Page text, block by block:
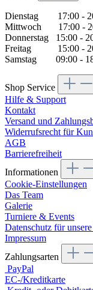
Dienstag 17:00 -
Mittwoch 17:00 -
Donnerstag 15:00 -
Freitag 15:00 -
Samstag 09:00 -
Shop Service
Hilfe & Support
Kontakt
Versand und
Widerrufsrecht für
AGB
Barrierefreiheit
Informationen
Cookie-Einstellungen
Das Team
Galerie
Turniere & Events
Datenschutz für
Impressum
Zahlungsarten
PayPal
EC-/Kreditkarte